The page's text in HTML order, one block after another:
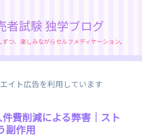
者試験 独学ブログ
つ、楽しみながらセルフメディケーション。
イト広告を利用しています
費削減による弊害｜スト
副作用